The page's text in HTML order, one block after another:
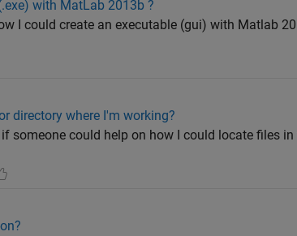
with MatLab 2013b ?
I could create an executable (gui) with Matlab
directory where I'm working?
someone could help on how I could locate files